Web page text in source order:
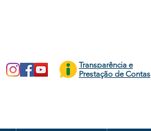
Transparência e
Prestação de Contas